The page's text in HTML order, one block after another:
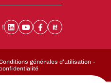
!
générales d’utilisation